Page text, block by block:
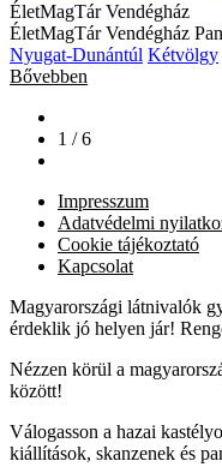
ÉletMagTár Vendégház
ÉletMagTár Vendégház
Nyugat-Dunántúl Kétvölgy
Bővebben
1 / 6
Impresszum
Adatvédelmi
Cookie tájékoztató
Kapcsolat
Magyarországi látnivalók
érdeklik jó helyen jár!
Nézzen körül a
között!
Válogasson a hazai
kiállítások, skanzenek és